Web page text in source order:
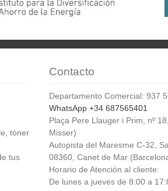
tóner
tus
Contacto
Departamento Comercial: 937
WhatsApp +34 687565401
Plaça Pere Llauger i Prim, nº
Misser)
Autopista del Maresme C-32,
08360, Canet de Mar
Horario de Atención al cliente:
De lunes a jueves de 8:00 a